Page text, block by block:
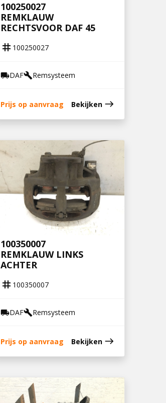
100250027
REMKLAUW
RECHTSVOOR DAF 45
tag 100250027
local_shippingDAFbuildRemsysteem
Prijs op aanvraag Bekijken east
100350007
REMKLAUW LINKS
ACHTER
tag 100350007
local_shippingDAFbuildRemsysteem
Prijs op aanvraag Bekijken east